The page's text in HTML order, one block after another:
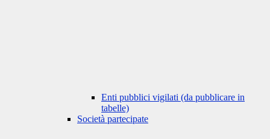
Enti pubblici vigilati (da pubblicare in
tabelle)
Società partecipate